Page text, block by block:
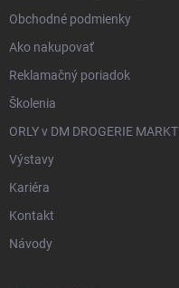
Obchodné podmienky
Ako nakupovať
Reklamačný poriadok
Školenia
ORLY v DM DROGERIE MARKT
Výstavy
Kariéra
Kontakt
Návody